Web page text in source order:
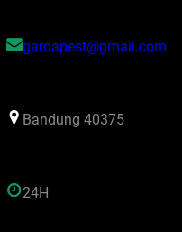
gardapest@gmail.com
Bandung 40375
24H